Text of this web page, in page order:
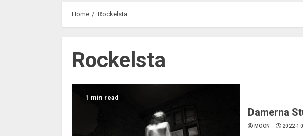
Home Rockelsta
Rockelsta
1 min read
Damerna
MOON 2022-